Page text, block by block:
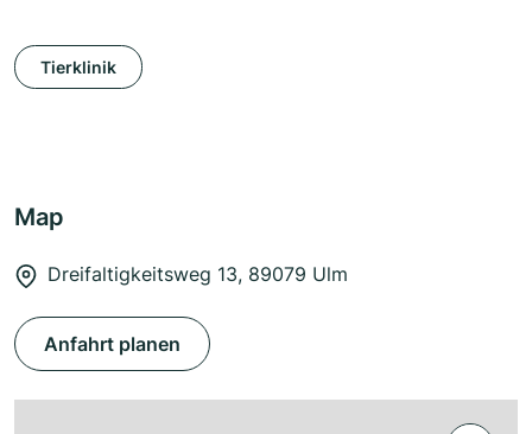
Tierklinik
Map
Dreifaltigkeitsweg 13, 89079 Ulm
Anfahrt planen